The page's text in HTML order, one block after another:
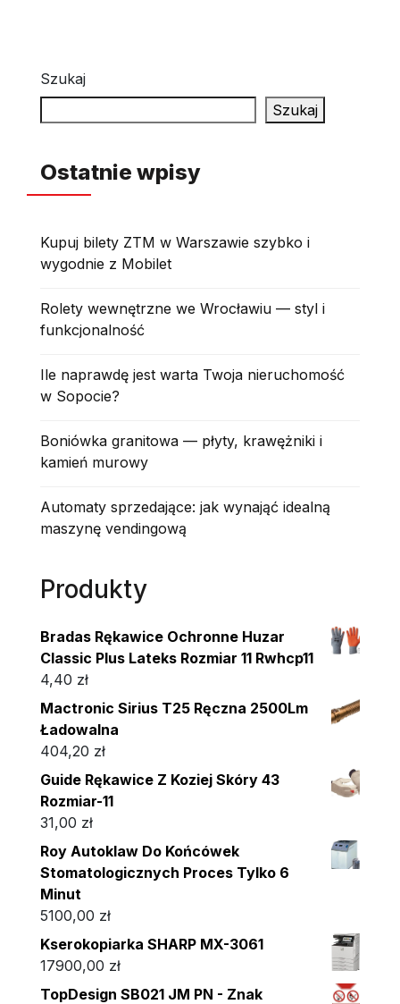
Szukaj
Szukaj
Ostatnie wpisy
Kupuj bilety ZTM w Warszawie szybko i
wygodnie z Mobilet
Rolety wewnętrzne we Wrocławiu — styl i
funkcjonalność
Ile naprawdę jest warta Twoja nieruchomość
w Sopocie?
Boniówka granitowa — płyty, krawężniki i
kamień murowy
Automaty sprzedające: jak wynająć idealną
maszynę vendingową
Produkty
Bradas Rękawice Ochronne Huzar
Classic Plus Lateks Rozmiar 11 Rwhcp11
4,40 zł
Mactronic Sirius T25 Ręczna 2500Lm
Ładowalna
404,20 zł
Guide Rękawice Z Koziej Skóry 43
Rozmiar-11
31,00 zł
Roy Autoklaw Do Końcówek
Stomatologicznych Proces Tylko 6
Minut
5100,00 zł
Kserokopiarka SHARP MX-3061
17900,00 zł
TopDesign SB021 JM PN - Znak